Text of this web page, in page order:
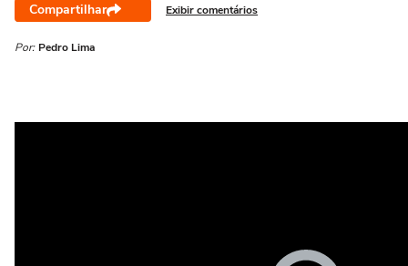
Compartilhar Exibir comentários
Por: Pedro Lima